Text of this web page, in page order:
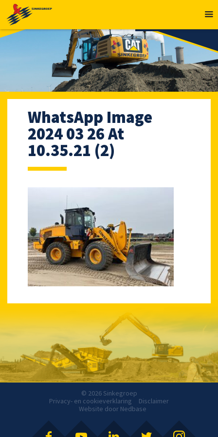
WhatsApp Image
2024 03 26 At
10.35.21 (2)
© 2026 Sinkegroep
Privacy- en cookieverklaring
Disclaimer
Website door Nedbase